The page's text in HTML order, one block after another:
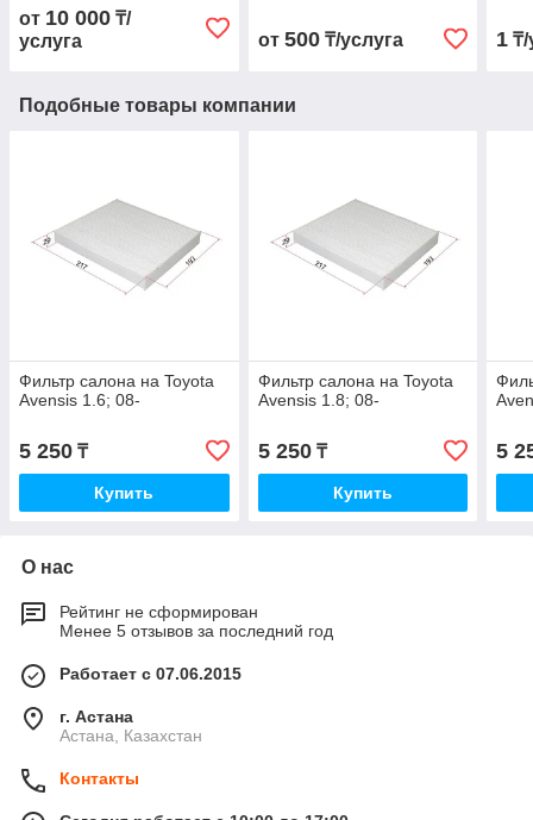
от 10 000 ₸/
услуга
от 500₸/услуга 1 ₸/
Подобные товары компании
Фильтр салона на Toyota
Avensis 1.6; 08-
5 250 ₸
Купить
Фильтр салона на Toyota
Avensis 1.8; 08-
5 250₸
Купить
5
О нас
Рейтинг не сформирован
Менее 5 отзывов за последний год
Работает с 07.06.2015
г. Астана
Астана, Казахстан
Контакты